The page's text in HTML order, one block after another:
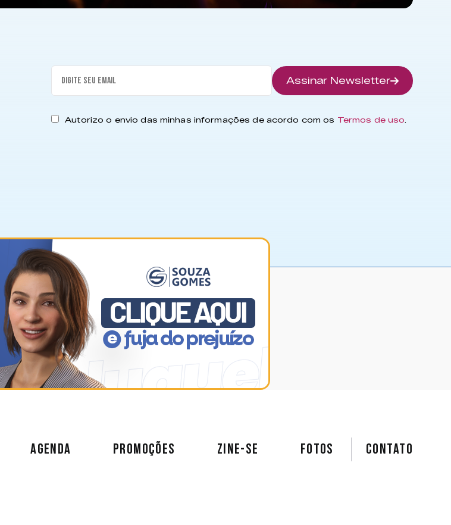
Assinar Newsletter
Autorizo o envio das minhas informações de acordo com os Termos de uso
AGENDA PROMOÇÕES ZINE-SE FOTOS Contato